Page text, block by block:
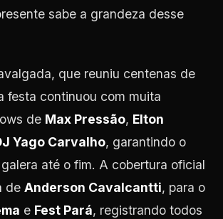
sabe a grandeza desse
que reuniu centenas de
festa continuou com muita
de Max Pressão, Elton
Yago Carvalho, garantindo o
até o fim. A cobertura oficial
de Anderson Cavalcantti, para o
e Fest Pará, registrando todos